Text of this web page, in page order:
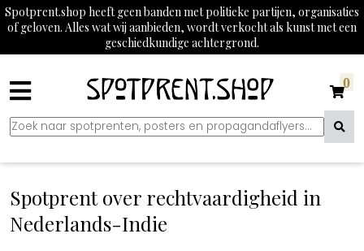
Spotprent.shop heeft geen banden met politieke partijen, organisaties
of geloven. Alles wat wij aanbieden, wordt verkocht als kunst met een
geschiedkundige achtergrond.
0
Spotprent over rechtvaardigheid in
Nederlands-Indie